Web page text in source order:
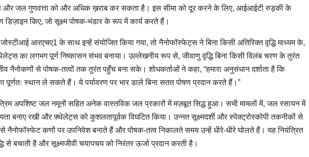
और जल गुणवत्ता को और अधिक ख़राब कर सकता है। इस सीमा को दूर करने के लिए, आईआईटी रुड़की के
किए, जो सूक्ष्म पोषक-भंडार के रूप में कार्य करते हैं।
आरएचए1 के साथ इन्हें संयोजित किया गया, तो नैनोफॉस्फेट्स ने बिना किसी अतिरिक्त वृद्धि माध्यम के,
का लगभग पूर्ण निष्कासन संभव बनाया। उल्लेखनीय रूप से, जीवाणु वृद्धि बिना किसी विलंब चरण के तुरंत
नैनोकणों से पोषक-तत्वों तक तुरंत पहुँच बना सके। शोधकर्ताओं ने कहा, “हमारा अनुसंधान दर्शाता है कि
पूर्णतः स्थान ले सकते हैं। ये पर्यावरण पर भार डाले बिना सतत पोषण प्रदान करते हैं।”
अपशिष्ट जल नमूनों सहित अनेक वास्तविक जल प्रकारों में मज़बूत सिद्ध हुआ। सभी मामलों में, जल रसायन में
बनाए रखी और फ़्थेलेट्स को कुशलतापूर्वक विघटित किया। उन्नत सूक्ष्मदर्शी और स्पेक्ट्रोस्कोपी तकनीकों से
कणों पर उपनिवेश बनाते हैं और पोषक-तत्व निकालते समय उन्हें धीरे-धीरे घोलते हैं। यह नियंत्रित
से बचाती है और सूक्ष्मजीवी चयापचय को निरंतर ऊर्जा प्रदान करती है।